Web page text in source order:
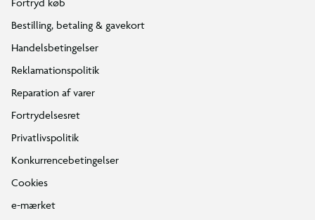
Bestilling, betaling & gavekort
Handelsbetingelser
Reklamationspolitik
Reparation af varer
Fortrydelsesret
Privatlivspolitik
Konkurrencebetingelser
Cookies
e-mærket